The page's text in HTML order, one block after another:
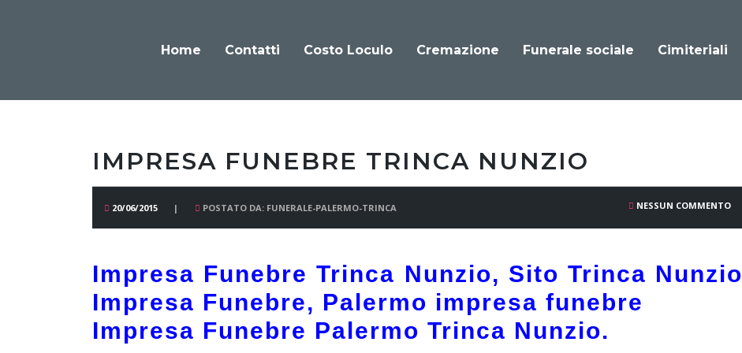
Home Contatti Costo Loculo Cremazione Funerale sociale Cimiteriali
IMPRESA FUNEBRE TRINCA NUNZIO
20/06/2015 POSTATO DA: FUNERALE-PALERMO-TRINCA NESSUN COMMENTO
Impresa Funebre Trinca Nunzio, Sito Trinca Nunzio
Impresa Funebre, Palermo impresa funebre
Impresa Funebre Palermo Trinca Nunzio.